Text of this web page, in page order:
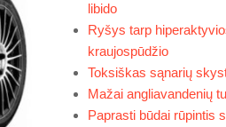
libido
Ryšys tarp
kraujospūdžio
Toksiškas sąnarių
Mažai angliavandenių
Paprasti būdai rūpintis